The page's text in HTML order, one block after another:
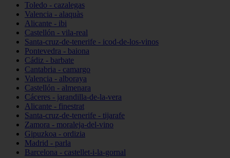
Toledo - cazalegas
Valencia - alaquàs
Alicante - ibi
Castellón - vila-real
Santa-cruz-de-tenerife - icod-de-los-vinos
Pontevedra - baiona
Cádiz - barbate
Cantabria - camargo
Valencia - alboraya
Castellón - almenara
Cáceres - jarandilla-de-la-vera
Alicante - finestrat
Santa-cruz-de-tenerife - tijarafe
Zamora - moraleja-del-vino
Gipuzkoa - ordizia
Madrid - parla
Barcelona - castellet-i-la-gornal